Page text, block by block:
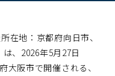
在地：京都府向日市、
、2026年5月27日
大阪市で開催される、